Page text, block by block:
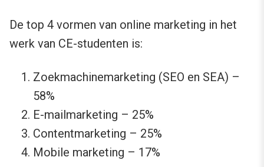
De top 4 vormen van online marketing in het
werk van CE-studenten is:
Zoekmachinemarketing (SEO en SEA) –
58%
E-mailmarketing – 25%
Contentmarketing – 25%
Mobile marketing – 17%